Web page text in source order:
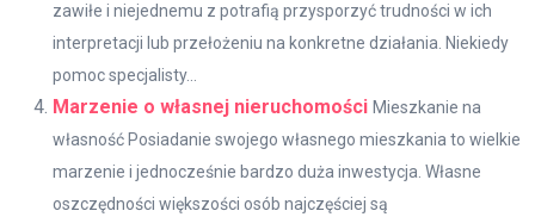
zawiłe i niejednemu z potrafią przysporzyć trudności w ich
interpretacji lub przełożeniu na konkretne działania. Niekiedy
pomoc specjalisty...
Marzenie o własnej nieruchomości Mieszkanie na
własność Posiadanie swojego własnego mieszkania to wielkie
marzenie i jednocześnie bardzo duża inwestycja. Własne
oszczędności większości osób najczęściej są